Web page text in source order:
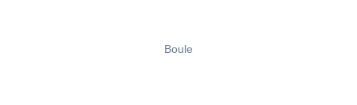
Boule